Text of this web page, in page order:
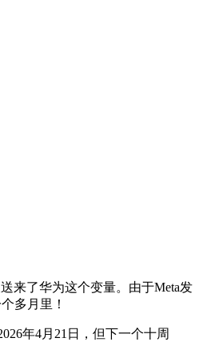
来了华为这个变量。由于Meta发
多月里！
年4月21日，但下一个十周